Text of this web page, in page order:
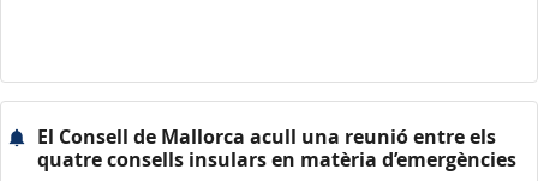
El Consell de Mallorca acull una reunió entre els
quatre consells insulars en matèria d’emergències